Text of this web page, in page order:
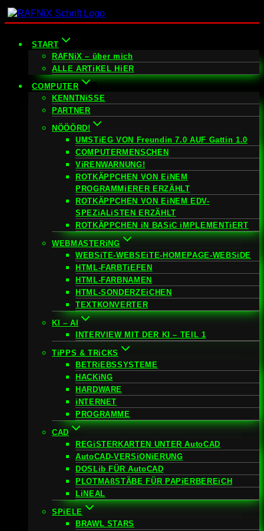
Zum
Inhalt
START
RAFNiX – über mich
ALLE ARTiKEL HiER
COMPUTER
KENNTNiSSE
PARTNER
NÖÖÖRD!
UMSTiEG VON Freundin 7.0 AUF Gattin 1.0
COMPUTERMENSCHEN
ViRENWARNUNG!
ROTKÄPPCHEN VON EiNEM
PROGRAMMiERER ERZÄHLT
ROTKÄPPCHEN VON EiNEM EDV-
SPEZiALiSTEN ERZÄHLT
ROTKÄPPCHEN iN BASiC iMPLEMENTiERT
WEBMASTERiNG
WEBSiTE-WEBSEiTE-HOMEPAGE-WEBSiDE
HTML-FARBTiEFEN
HTML-FARBNAMEN
HTML-SONDERZEiCHEN
TEXTKONVERTER
KI – AI
INTERVIEW MIT DER KI – TEIL 1
TiPPS & TRiCKS
BETRiEBSSYSTEME
HACKiNG
HARDWARE
iNTERNET
PROGRAMME
CAD
REGiSTERKARTEN UNTER AutoCAD
AutoCAD-VERSiONiERUNG
DOSLib FÜR AutoCAD
PLOTMAßSTÄBE FÜR PAPiERBEREiCH
LiNEAL
SPiELE
BRAWL STARS